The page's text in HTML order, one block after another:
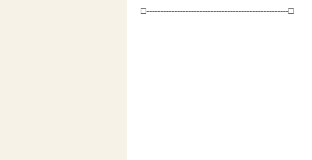
□---------------------------------------------------□